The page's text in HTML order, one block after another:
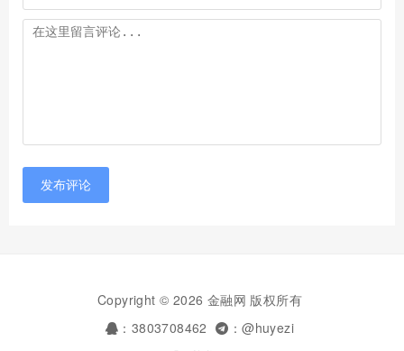
发布评论
Copyright © 2026 金融网 版权所有
：3803708462
：@huyezi